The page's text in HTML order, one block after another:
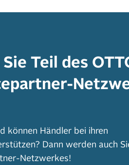
Teil des
können Händler bei ihren
Dann werden auch
Netzwerkes!